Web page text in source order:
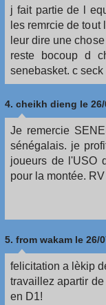
j fait partie de l
les remrcie de tout
leur dire une
reste bocoup d
senebasket. c seck
4. cheikh dieng le
Je remercie
sénégalais. je
joueurs de l'USO
pour la montée.
5. from wakam le 26/
felicitation a lèkip
travaillez apartir
en D1!